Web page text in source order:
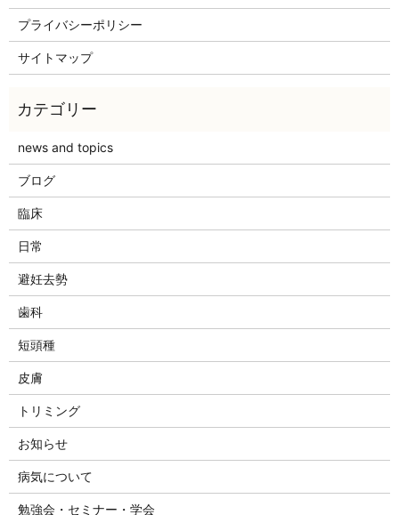
プライバシーポリシー
サイトマップ
news and topics
ブログ
臨床
日常
避妊去勢
歯科
短頭種
皮膚
トリミング
お知らせ
病気について
勉強会・セミナー・学会